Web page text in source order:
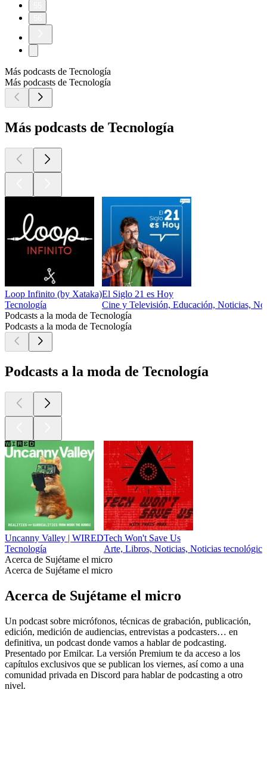
Más podcasts de Tecnología
Más podcasts de Tecnología
Más podcasts de Tecnología
Loop Infinito (by Xataka)
Tecnología
El Siglo 21 es Hoy
Cine y Televisión, Educación, Noticias,
Podcasts a la moda de Tecnología
Podcasts a la moda de Tecnología
Podcasts a la moda de Tecnología
Uncanny Valley | WIRED
Tecnología
Tech Won't Save Us
Arte, Libros, Noticias, Noticias
Acerca de Sujétame el micro
Acerca de Sujétame el micro
Acerca de Sujétame el micro
Un podcast sobre micrófonos, técnicas de grabación, publicación,
edición, medición de audiencias, entrevistas a podcasters… en
definitiva, un podcast donde vamos a hablar de podcasting.
Presentado por Emilcar. La versión Premium te da acceso a los
capítulos exclusivos que se publican los viernes, así como a una
comunidad privada en Discord para hablar de podcasting a otro
nivel.